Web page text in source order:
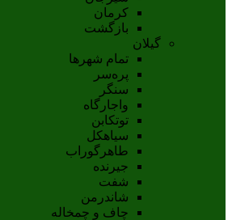
کرمان
بازگشت
گیلان
تمام شهر‌ها
پره‌سر
سنگر
واجارگاه
توتکابن
سیاهکل
طاهرگوراب
جیرنده
شفت
شاندرمن
چاف و چمخاله